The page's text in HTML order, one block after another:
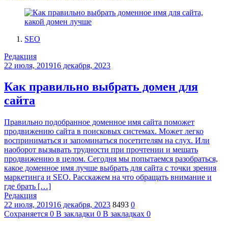
SEO
Редакция
22 июля, 201916 декабря, 2023
Как правильно выбрать домен для
сайта
Правильно подобранное доменное имя сайта поможет
продвижению сайта в поисковых системах. Может легко
восприниматься и запоминаться посетителям на слух. Или
наоборот вызывать трудности при прочтении и мешать
продвижению в целом. Сегодня мы попытаемся разобраться,
какое доменное имя лучше выбрать для сайта с точки зрения
маркетинга и SEO. Расскажем на что обращать внимание и
где брать […]
Редакция
22 июля, 201916 декабря, 2023 8493 0
Сохраняется 0 В закладки 0 В закладках 0